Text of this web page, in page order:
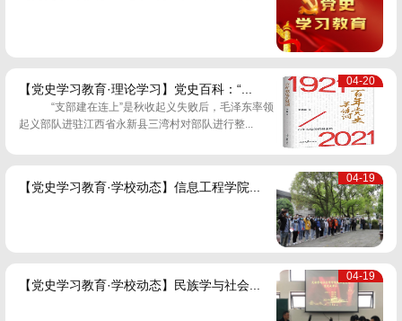
【党史学习教育·理论学习】党史百科：“...
“支部建在连上”是秋收起义失败后，毛泽东率领
起义部队进驻江西省永新县三湾村对部队进行整...
04-20
【党史学习教育·学校动态】信息工程学院...
04-19
【党史学习教育·学校动态】民族学与社会...
04-19